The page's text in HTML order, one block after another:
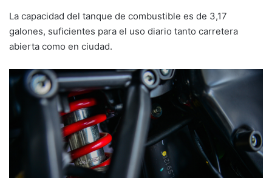
La capacidad del tanque de combustible es de 3,17
galones, suficientes para el uso diario tanto carretera
abierta como en ciudad.